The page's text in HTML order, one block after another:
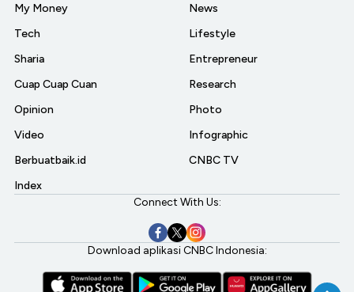
My Money
Tech
Sharia
Cuap Cuap Cuan
Opinion
Video
Berbuatbaik.id
Index
News
Lifestyle
Entrepreneur
Research
Photo
Infographic
CNBC TV
Connect With Us:
Download aplikasi CNBC Indonesia: